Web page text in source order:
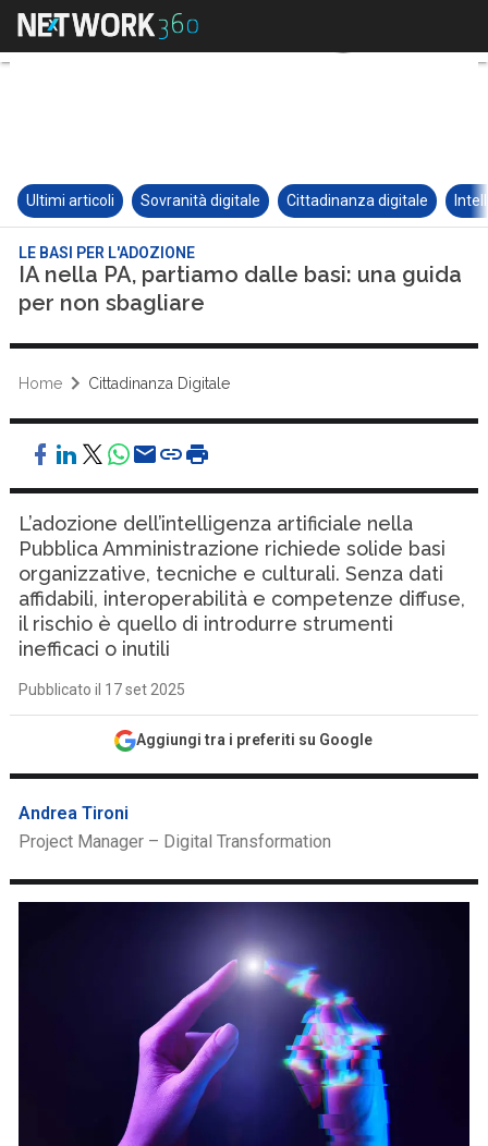
Ultimi articoli Sovranità digitale Cittadinanza digitale
LE BASI PER L'ADOZIONE
IA nella PA, partiamo dalle basi: una guida
per non sbagliare
Home Cittadinanza Digitale
L’adozione dell’intelligenza artificiale nella
Pubblica Amministrazione richiede solide basi
organizzative, tecniche e culturali. Senza dati
affidabili, interoperabilità e competenze diffuse,
il rischio è quello di introdurre strumenti
inefficaci o inutili
Pubblicato il 17 set 2025
Aggiungi tra i preferiti su Google
Andrea Tironi
Project Manager – Digital Transformation